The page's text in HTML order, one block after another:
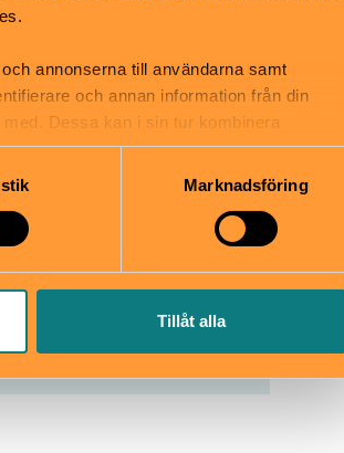
annonserna till användarna samt
och annan information från din
Dessa kan i sin tur kombinera
samlat in när du har använt deras tjänster.
Marknadsföring
Tillåt alla
slott@royalcourt.se